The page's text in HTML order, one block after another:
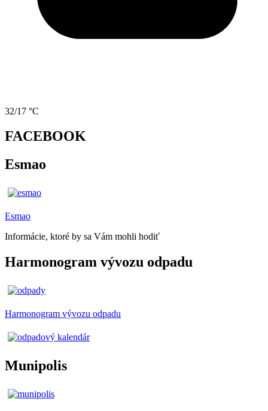
32/17 °C
FACEBOOK
Esmao
Esmao
Informácie, ktoré by sa Vám mohli hodiť
Harmonogram vývozu odpadu
Harmonogram vývozu odpadu
Munipolis